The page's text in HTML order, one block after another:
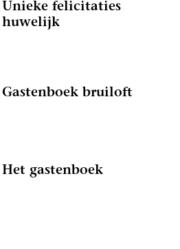
Unieke felicitaties
huwelijk
Gastenboek bruiloft
Het gastenboek